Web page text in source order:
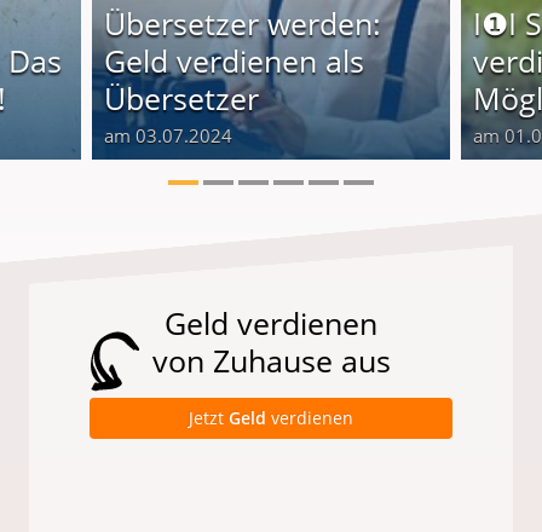
Übersetzer werden:
Geld verdienen als
Übersetzer
am 03.07.2024
I❶I
am
Geld verdienen
von Zuhause aus
Jetzt Geld verdienen